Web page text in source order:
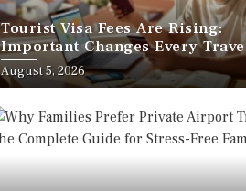
Tourist Visa Fees Are Rising:
Important Changes Every
Should Know
August 5, 2026